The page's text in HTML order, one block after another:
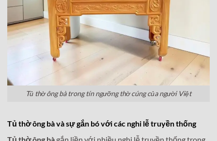
Tủ thờ ông bà trong tín ngưỡng thờ cúng của người Việt
Tủ thờ ông bàvà sự gắn bó với các nghi lễ truyền thống